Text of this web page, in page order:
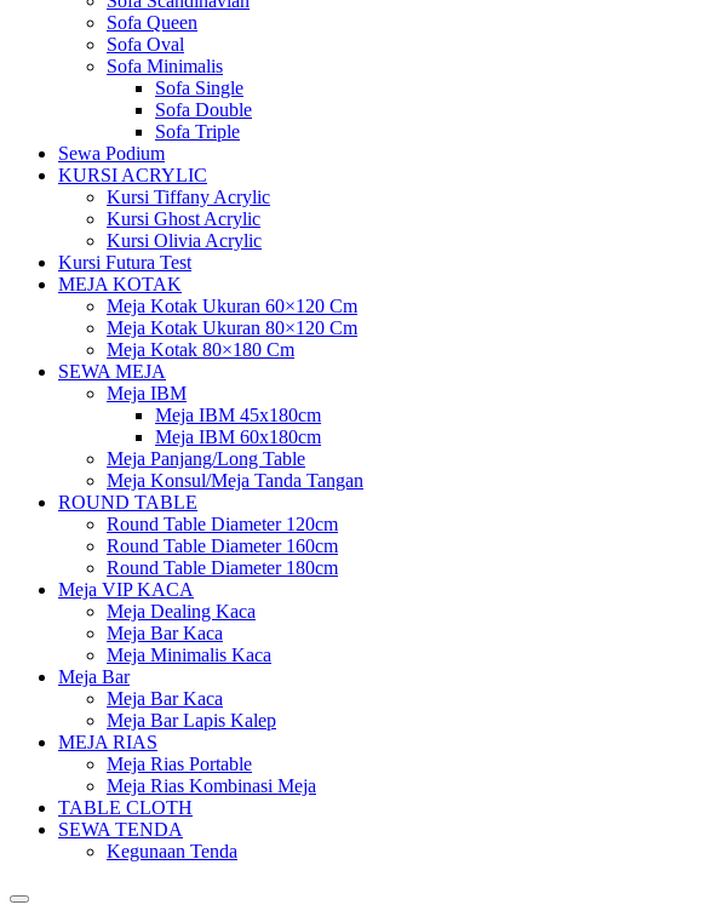
Sofa Queen
Sofa Oval
Sofa Minimalis
Sofa Single
Sofa Double
Sofa Triple
Sewa Podium
KURSI ACRYLIC
Kursi Tiffany Acrylic
Kursi Ghost Acrylic
Kursi Olivia Acrylic
Kursi Futura Test
MEJA KOTAK
Meja Kotak Ukuran 60×120 Cm
Meja Kotak Ukuran 80×120 Cm
Meja Kotak 80×180 Cm
SEWA MEJA
Meja IBM
Meja IBM 45x180cm
Meja IBM 60x180cm
Meja Panjang/Long Table
Meja Konsul/Meja Tanda Tangan
ROUND TABLE
Round Table Diameter 120cm
Round Table Diameter 160cm
Round Table Diameter 180cm
Meja VIP KACA
Meja Dealing Kaca
Meja Bar Kaca
Meja Minimalis Kaca
Meja Bar
Meja Bar Kaca
Meja Bar Lapis Kalep
MEJA RIAS
Meja Rias Portable
Meja Rias Kombinasi Meja
TABLE CLOTH
SEWA TENDA
Kegunaan Tenda